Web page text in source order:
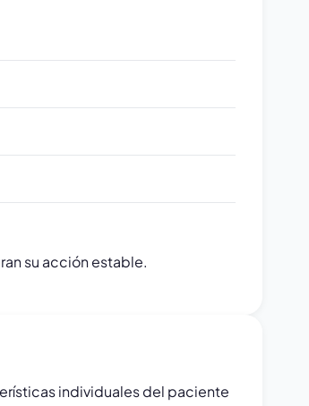
su acción estable.
individuales del paciente